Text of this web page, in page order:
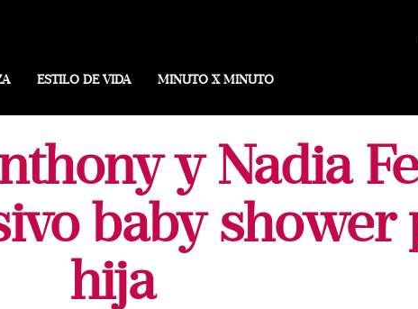
ESTILO DE VIDA MINUTO X MINUTO
y Nadia
baby shower
hija